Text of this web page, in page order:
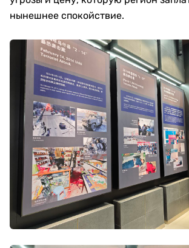
нынешнее спокойствие.